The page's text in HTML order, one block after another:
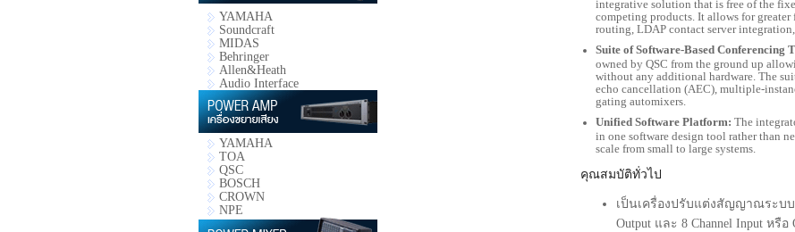
YAMAHA
Soundcraft
MIDAS
Behringer
Allen&Heath
Audio Interface
YAMAHA
TOA
QSC
BOSCH
CROWN
NPE
integrative solution that is free of the
competing products. It allows for
routing, LDAP contact server
Suite of Software-Based Conferencing
owned by QSC from the ground up
without any additional hardware. The
echo cancellation (AEC), multiple-
gating automixers.
Unified Software Platform:The
in one software design tool rather than
scale from small to large systems.
คุณสมบัติทั่วไป
เป็นเครื่องปรับแต่งสัญญาณระบบ
Output และ 8 Channel Input หรือ